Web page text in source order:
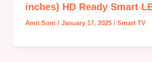
inches) HD Ready Smart
Amit Soni / January 17, 2025 / Smart TV